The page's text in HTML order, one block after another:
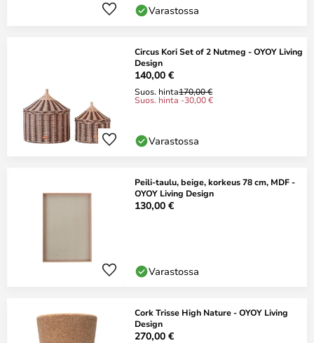
Varastossa
Circus Kori Set of 2 Nutmeg - OYOY Living
Design
140,00 €
Suos. hinta170,00 €
Suos. hinta -30,00 €
Varastossa
Peili-taulu, beige, korkeus 78 cm, MDF -
OYOY Living Design
130,00 €
Varastossa
Cork Trisse High Nature - OYOY Living
Design
270,00 €